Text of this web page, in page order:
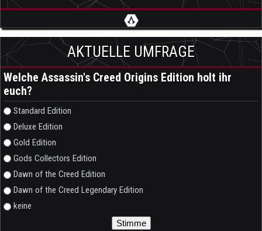
AKTUELLE UMFRAGE
Welche Assassin's Creed Origins Edition holt ihr
euch?
Auswahlmöglichkeiten
Standard Edition
Deluxe Edition
Gold Edition
Gods Collectors Edition
Dawn of the Creed Edition
Dawn of the Creed Legendary Edition
keine